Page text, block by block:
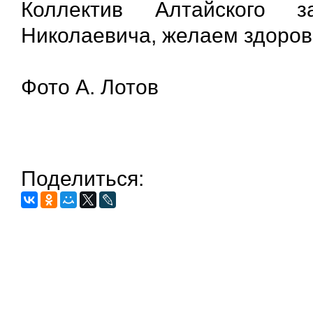
Коллектив Алтайского
Николаевича, желаем
Фото А. Лотов
Поделиться: